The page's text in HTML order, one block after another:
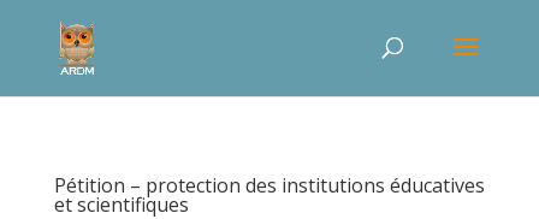
Pétition – protection des institutions éducatives
et scientifiques